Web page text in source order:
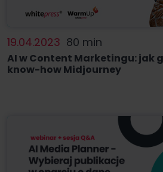
19.04.2023 80 min
AI w Content Marketingu: jak
know-how Midjourney